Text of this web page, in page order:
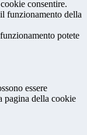
consentire.
funzionamento della
potete
essere
pagina della cookie